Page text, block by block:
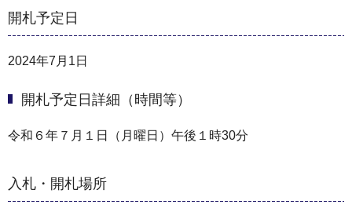
開札予定日
2024年7月1日
開札予定日詳細（時間等）
令和６年７月１日（月曜日）午後１時30分
入札・開札場所